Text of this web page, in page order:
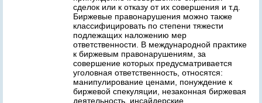
сделок или к отказу от их совершения и т.д.
Биржевые правонарушения можно также
классифицировать по степени тяжести
подлежащих наложению мер
ответственности. В международной практике
к биржевым правонарушениям, за
совершение которых предусматривается
уголовная ответственность, относятся:
манипулирование ценами, понуждение к
биржевой спекуляции, незаконная биржевая
деятельность, инсайдерские